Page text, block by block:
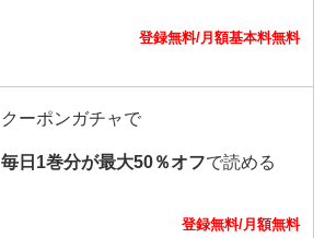
登録無料/月額基本料無料
クーポンガチャで
毎日1巻分が最大50％オフで読める
登録無料/月額無料